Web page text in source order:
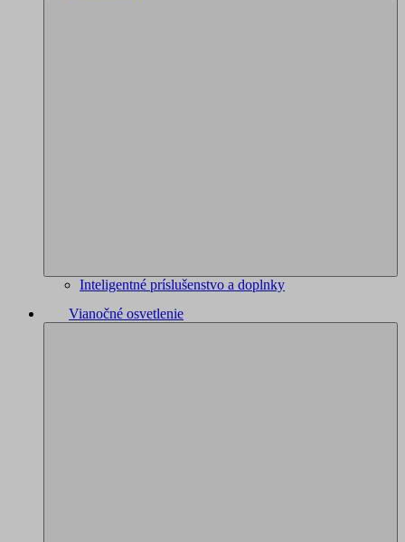
Inteligentné príslušenstvo a doplnky
Vianočné osvetlenie